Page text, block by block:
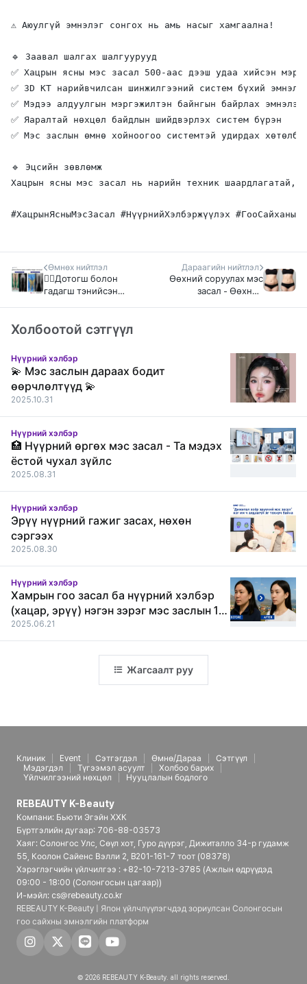
⚠️ Аюулгүй эмнэлэг сонгох нь амь насыг хамгаална!
🔹 Заавал шалгах шалгуурууд
✅ Хацрын ясны мэс засал 500-аас дээш удаа хийсэн
✅ 3D КТ нарийвчилсан шинжилгээний систем бүхий
✅ Мэдээ алдуулгын мэргэжилтэн байнгын байрлах эмнэлэг
✅ Яаралтай нөхцөл байдлын шийдвэрлэх систем бүрэн
✅ Мэс заслын өмнө хойноогоо системтэй удирдах
🔹 Эцсийн зөвлөмж
Хацрын ясны мэс засал нь нарийн техник шаардлагатай,
#ХацрынЯсныМэсЗасал #НүүрнийХэлбэржүүлэх
Өмнөх нийтлэл
🧑‍⚕️Дотогш болон
гадагш тэнийсэн
Дараагийн нийтлэл
Өөхний соруулах мэс
засал - Өөхний
Холбоотой сэтгүүл
Нүүрний хэлбэр
💫 Мэс заслын дараах бодит
өөрчлөлтүүд 💫
2025.10.31
Нүүрний хэлбэр
🏥 Нүүрний өргөх мэс засал - Та мэдэх
ёстой чухал зүйлс
2025.08.31
Нүүрний хэлбэр
Эрүү нүүрний гажиг засах, нөхөн
сэргээх
2025.08.30
Нүүрний хэлбэр
Хамрын гоо засал ба нүүрний хэлбэр
(хацар, эрүү) нэгэн зэрэг мэс заслын 1
сарын бодит сэтгэгдэл | Хаван, өвдөлт,
эдгэрэх явцын дэлгэрэнгүй тойм
2025.06.21
Жагсаалт руу
Клиник Event Сэтгэгдэл Өмнө/Дараа
Сэтгүүл
Мэдэгдэл
Түгээмэл асуулт
Холбоо барих
Үйлчилгээний нөхцөл
Нууцлалын бодлого
REBEAUTY K-Beauty
Компани: Бьюти Эгэйн ХХК
Бүртгэлийн дугаар: 706-88-03573
Хаяг: Солонгос Улс, Сөүл хот, Гуро дүүрэг, Дижиталло 34-р гудамж
55, Коолон Сайенс Вэлли 2, B201-161-7 тоот (08378)
Хэрэглэгчийн үйлчилгээ : +82-10-7213-3785 (Ажлын өдрүүдэд
09:00 - 18:00 (Солонгосын цагаар))
И-мэйл: cs@rebeauty.co.kr
REBEAUTY K-Beauty | Япон үйлчлүүлэгчдэд зориулсан Солонгосын
гоо сайхны эмнэлгийн платформ
© 2026 REBEAUTY K-Beauty. all rights reserved.